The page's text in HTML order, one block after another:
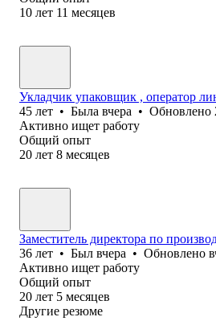
10 лет 11 месяцев
Укладчик упаковщик , оператор
45 лет • Была вчера • Обновлено
Активно ищет работу
Общий опыт
20 лет 8 месяцев
Заместитель директора по
36 лет • Был вчера • Обновлено
Активно ищет работу
Общий опыт
20 лет 5 месяцев
Другие резюме